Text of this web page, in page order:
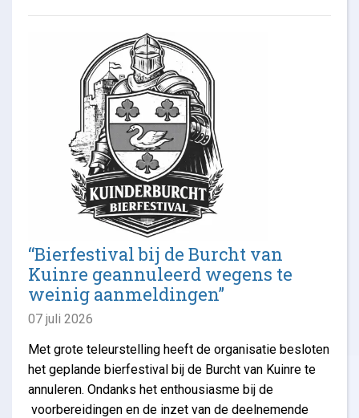
“Bierfestival bij de Burcht van
Kuinre geannuleerd wegens te
weinig aanmeldingen”
07 juli 2026
Met grote teleurstelling heeft de organisatie besloten
het geplande bierfestival bij de Burcht van Kuinre te
annuleren. Ondanks het enthousiasme bij de
voorbereidingen en de inzet van de deelnemende